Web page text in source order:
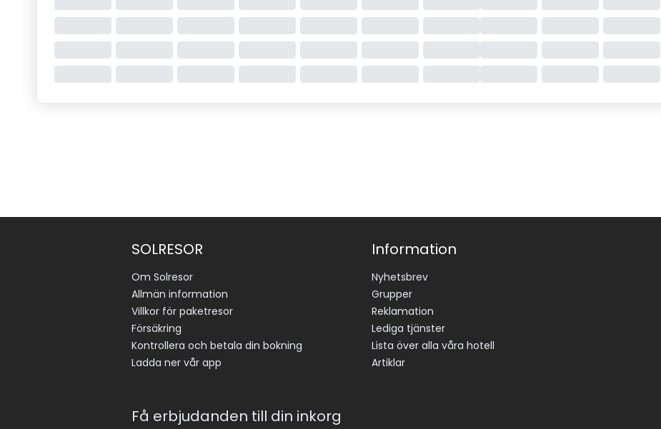
SOLRESOR
Om Solresor
Allmän information
Villkor för paketresor
Försäkring
Kontrollera och betala din bokning
Ladda ner vår app
Information
Nyhetsbrev
Grupper
Reklamation
Lediga tjänster
Lista över alla våra hotell
Artiklar
Få erbjudanden till din inkorg